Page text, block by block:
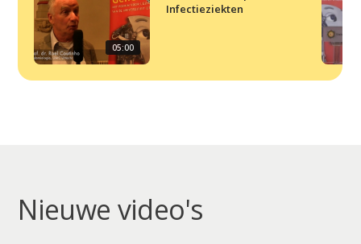
05:00
Infectieziekten
Nieuwe video's